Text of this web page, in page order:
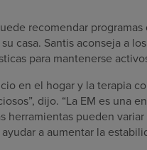
recomendar
casa. Santis aconseja a
para mantenerse
en el hogar y la terapia
dijo. “La EM es una
herramientas pueden
a aumentar la